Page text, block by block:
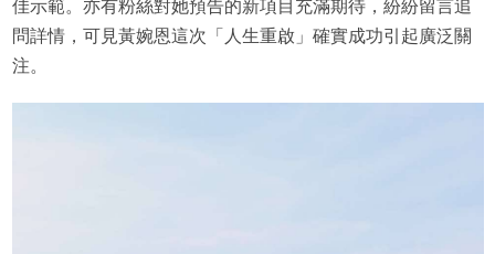
佳示範。亦有粉絲對她預告的新項目充滿期待，紛紛留言追
問詳情，可見黃婉恩這次「人生重啟」確實成功引起廣泛關
注。